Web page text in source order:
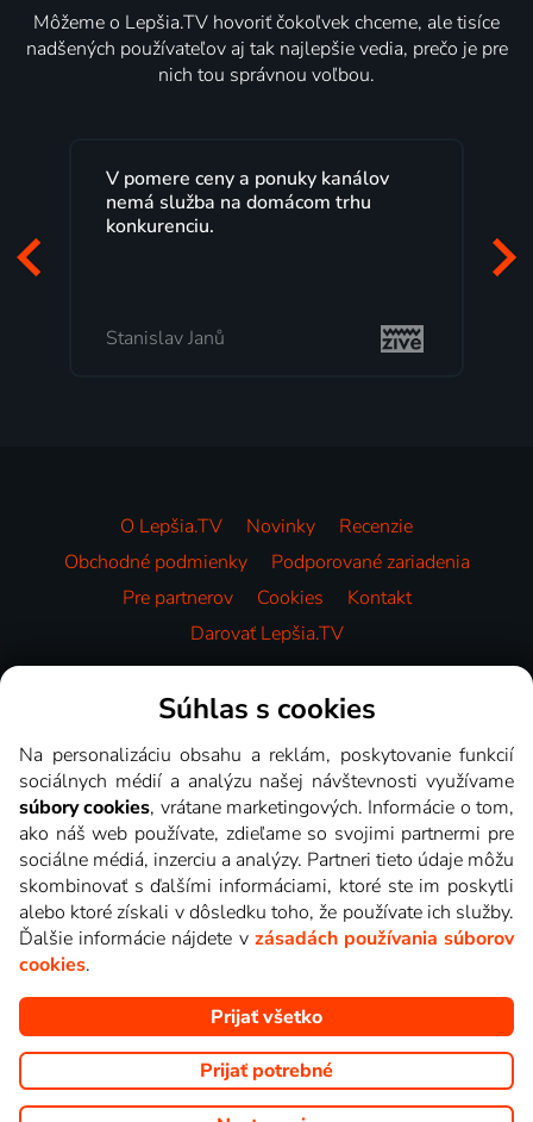
Môžeme o Lepšia.TV hovoriť čokoľvek chceme, ale tisíce
nadšených používateľov aj tak najlepšie vedia, prečo je pre
nich tou správnou voľbou.
V pomere ceny a ponuky kanálov
nemá služba na domácom trhu
konkurenciu.
Stanislav Janů
O Lepšia.TV Novinky
Recenzie
Obchodné podmienky
Podporované zariadenia
Pre partnerov
Cookies
Kontakt
Darovať Lepšia.TV
Videotéka
Copyright © goNET s.r.o. Na tomto webe sú zobrazované obrázky
z relácií TV staníc, ktoré môžete sledovať v Lepšia.TV.
Súhlas s cookies
Na personalizáciu obsahu a reklám, poskytovanie funkcií
sociálnych médií a analýzu našej návštevnosti využívame
súbory cookies, vrátane marketingových. Informácie o tom,
ako náš web používate, zdieľame so svojimi partnermi pre
sociálne médiá, inzerciu a analýzy. Partneri tieto údaje môžu
skombinovať s ďalšími informáciami, ktoré ste im poskytli
alebo ktoré získali v dôsledku toho, že používate ich služby.
Ďalšie informácie nájdete v zásadách používania súborov
cookies.
Prijať všetko
Prijať potrebné